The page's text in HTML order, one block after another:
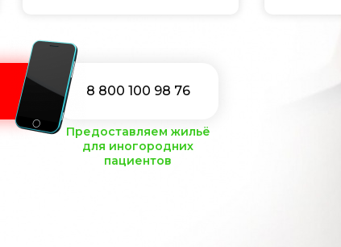
8 800 100 98 76
Предоставляем жильё
для иногородних
пациентов